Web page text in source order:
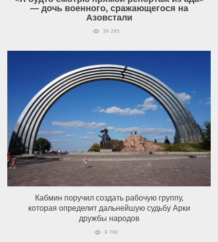
— дочь военного, сражающегося на
Азовстали
39 295
Кабмин поручил создать рабочую группу,
которая определит дальнейшую судьбу Арки
дружбы народов
9 790